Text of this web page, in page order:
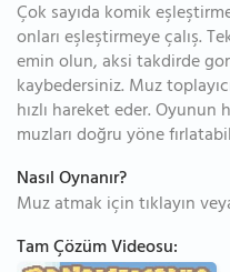
Çok sayıda komik
onları eşleştirmeye çalış.
emin olun, aksi takdirde
kaybedersiniz. Muz
hızlı hareket eder. Oyunun
muzları doğru yöne
Nasıl Oynanır?
Muz atmak için tıklayın
Tam Çözüm Videosu: